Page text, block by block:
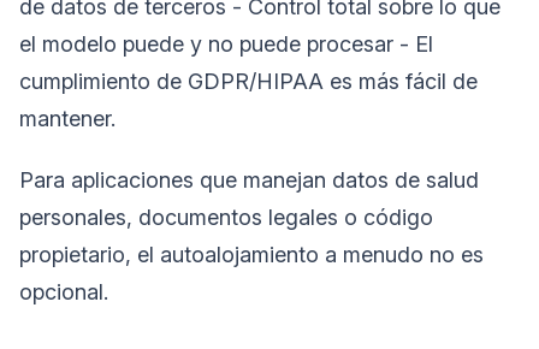
de datos de terceros - Control total sobre lo que
el modelo puede y no puede procesar - El
cumplimiento de GDPR/HIPAA es más fácil de
mantener.
Para aplicaciones que manejan datos de salud
personales, documentos legales o código
propietario, el autoalojamiento a menudo no es
opcional.